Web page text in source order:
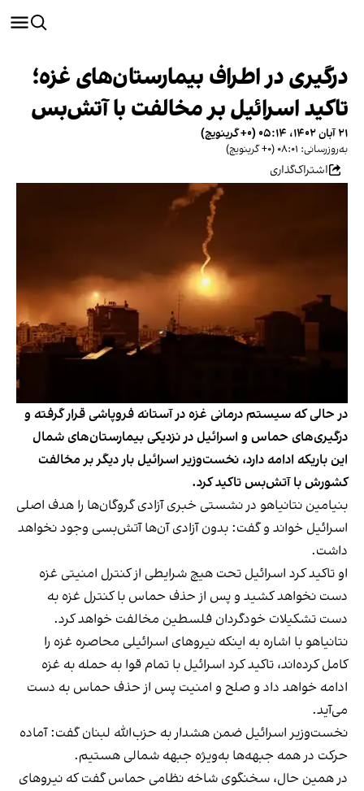
درگیری در اطراف بیمارستان‌های غزه؛
تاکید اسرائیل بر مخالفت با آتش‌بس
۲۱ آبان ۱۴۰۲، ۰۵:۱۴ (‎+۰ گرینویچ)
به‌روزرسانی: ۰۸:۰۱ (‎+۰ گرینویچ)
اشتراک‌گذاری
در حالی که سیستم درمانی غزه در آستانه فروپاشی قرار گرفته و
درگیری‌های حماس و اسرائیل در نزدیکی بیمارستان‌های شمال
این باریکه ادامه دارد، نخست‌وزیر اسرائیل بار دیگر بر مخالفت
کشورش با آتش‌بس تاکید کرد.
بنیامین نتانیاهو در نشستی خبری آزادی گروگان‌ها را هدف اصلی
اسرائیل خواند و گفت: بدون آزادی آن‌ها آتش‌بسی وجود نخواهد
داشت.
او تاکید کرد اسرائیل تحت هیچ شرایطی از کنترل امنیتی غزه
دست نخواهد کشید و پس از حذف حماس با کنترل غزه به
دست تشکیلات خودگردان فلسطین مخالفت خواهد کرد.
نتانیاهو با اشاره به اینکه نیروهای اسرائیلی محاصره غزه را
کامل کرده‌اند، تاکید کرد اسرائیل با تمام قوا به حمله به غزه
ادامه خواهد داد و صلح و امنیت پس از حذف حماس به دست
می‌آید.
نخست‌وزیر اسرائیل ضمن هشدار به حزب‌الله لبنان گفت: آماده
حرکت در همه جبهه‌ها به‌ویژه جبهه شمالی هستیم.
در همین حال، سخنگوی شاخه نظامی حماس گفت که نیروهای